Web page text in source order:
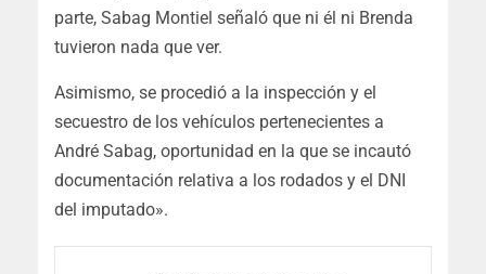
parte, Sabag Montiel señaló que ni él ni Brenda
tuvieron nada que ver.
Asimismo, se procedió a la inspección y el
secuestro de los vehículos pertenecientes a
André Sabag, oportunidad en la que se incautó
documentación relativa a los rodados y el DNI
del imputado».